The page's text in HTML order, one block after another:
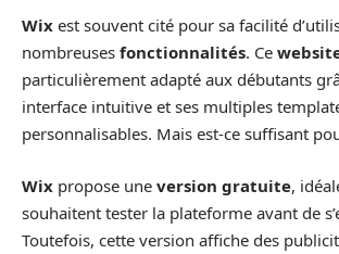
Wix est souvent cité pour sa facilité
nombreuses fonctionnalités. Ce
particulièrement adapté aux débutants
interface intuitive et ses multiples
personnalisables. Mais est-ce suffisant
Wix propose une version gratuite,
souhaitent tester la plateforme avant de
Toutefois, cette version affiche des